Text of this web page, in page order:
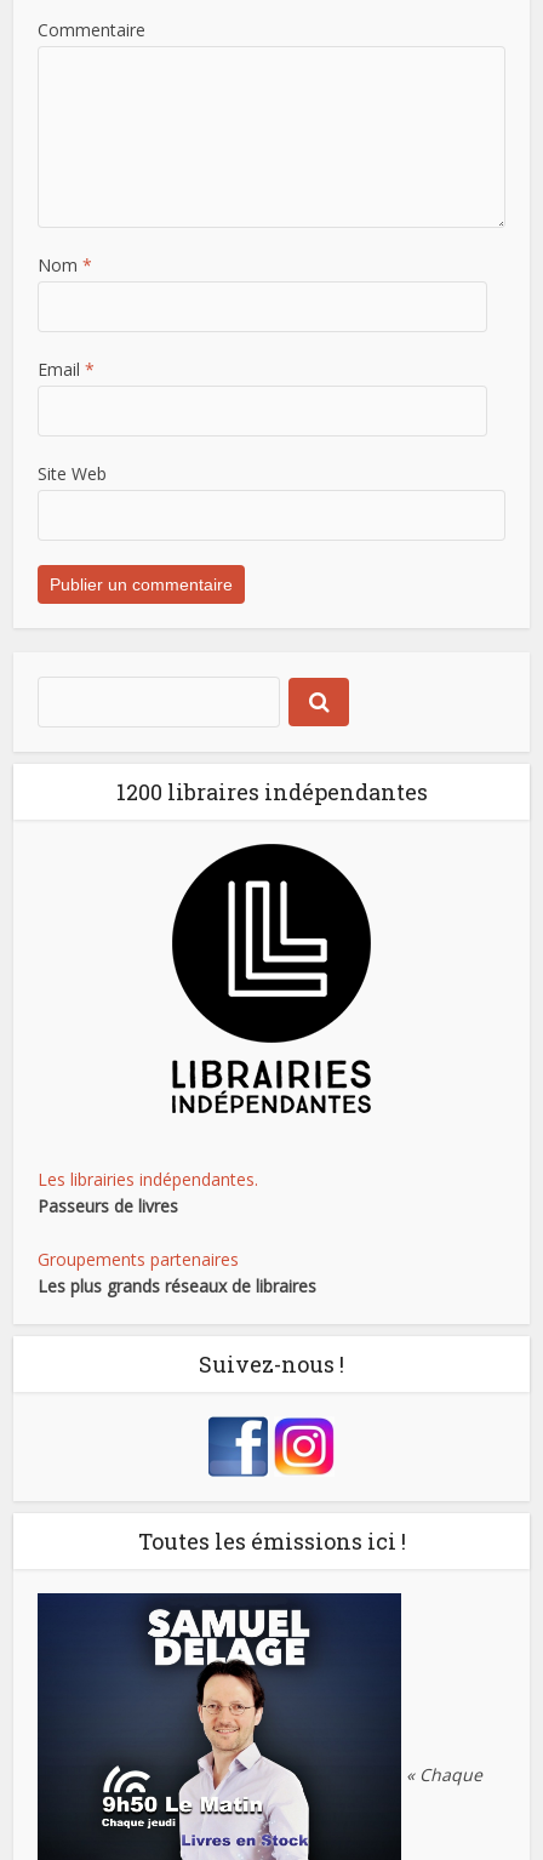
Commentaire
Nom *
Email *
Site Web
1200 libraires indépendantes
Les librairies indépendantes.
Passeurs de livres
Groupements partenaires
Les plus grands réseaux de libraires
Suivez-nous !
Toutes les émissions ici !
« Chaque